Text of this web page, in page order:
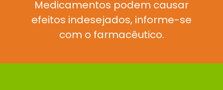
Medicamentos podem causar
efeitos indesejados, informe-se
com o farmacêutico.